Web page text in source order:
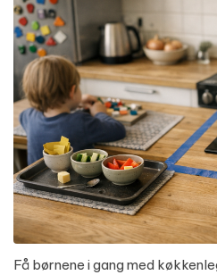
Få børnene i gang med